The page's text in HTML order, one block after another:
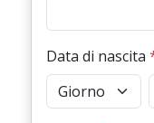
Data di nascita